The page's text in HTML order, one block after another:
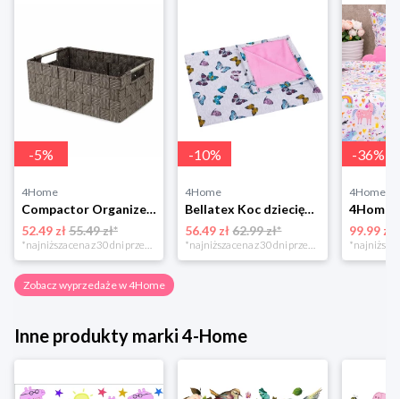
-5%
4Home
Compactor Organizer do przechowywania Toronto, 30 x 20 x 12 cm, ciemnobrązowy
52.49 zł55.49 zł*
*najniższa cena z 30 dni przed obniżką
-10%
4Home
Bellatex Koc dziecięcy Bára Butterfly różowy, 75 x 100 cm
56.49 zł 62.99 zł*
*najniższa cena z 30 dni przed obniżką
-36%
4Home
99.99 zł
Zobacz wyprzedaże w 4Home
Inne produkty marki 4-Home